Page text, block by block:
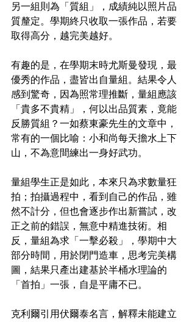
另一組則為「質組」，成績純以照片品
質釐定。學期終只收取一張作品，若要
取得高分，越完美越好。
有趣的是，在學期末時尤斯曼發現，最
優秀的作品，盡皆出自量組。結果令人
感到驚奇，因為照常理推斷，量組應該
「貴多不貴精」，何以出品質素，竟能
反勝質組？一如蔡東豪先生的文章中，
常有的一個比喻：小和尚每天擔水上下
山，不為意間練出一身好武功。
量組學生正是如此，本來只為求數量狂
拍；拍攝過程中，看到自己的作品，雖
然不計分，但也會逐步作出新嘗試，改
正之前的錯誤，無意中精進技術。相
反，量組為求「一擊必殺」，學期中大
部分時間，用於閉門造車，思考完美構
圖，結果只產出建基於半桶水理論的
「首拍」一張，自是平庸不已。
克利爾引用伏爾泰名言，解釋未能建立